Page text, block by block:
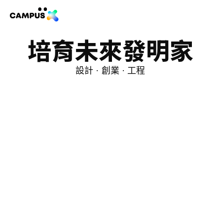
培育未來發明家
設計 · 創業 · 工程